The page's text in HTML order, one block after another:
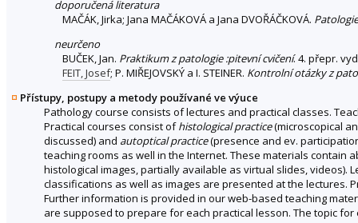
doporučená literatura
MAČÁK, Jirka; Jana MAČÁKOVÁ a Jana DVOŘÁČKOVÁ. Patologie
neurčeno
BUČEK, Jan. Praktikum z patologie :pitevní cvičení. 4. přepr.
FEIT, Josef; P. MIŘEJOVSKÝ a I. STEINER. Kontrolní otázky z
Přístupy, postupy a metody používané ve výuce
Pathology course consists of lectures and practical classes.
Practical courses consist ofhistological practice(microscopical
discussed) and autoptical practice(presence and ev.
teaching rooms as well in the Internet. These materials contain
histological images, partially available as virtual slides,
classifications as well as images are presented at the
Further information is provided in our web-based teaching
are supposed to prepare for each practical lesson. The topic